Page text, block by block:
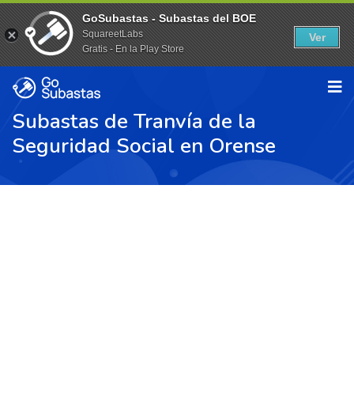
Subastas de Tranvía de la
Seguridad Social en Orense
GoSubastas - Subastas del BOE
SquareetLabs
Gratis - En la Play Store
Ver